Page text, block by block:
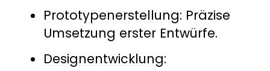
Prototypenerstellung: Präzise
Umsetzung erster Entwürfe.
Designentwicklung: